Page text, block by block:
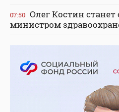
07:50 Олег Костин
министром